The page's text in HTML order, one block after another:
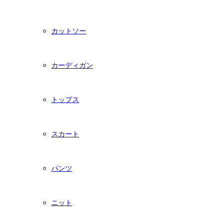
カットソー
カーディガン
トップス
スカート
パンツ
ニット